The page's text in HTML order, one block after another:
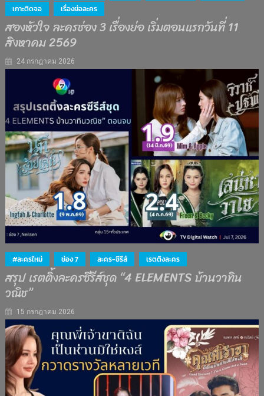
เกาะติดจอ
เรื่องย่อละคร
สองหัวใจ ละครช่อง 3 เรื่องย่อ เริ่มตอนแรกวันที่ 11
สิงหาคม 2569
24 กรกฎาคม 2026
#ละครใหม่ ช่อง 7 ละคร-ซีรีส์ เรตติงละคร
สรุป เรตติ้งละครซีรีส์ชุด “4 ELEMENTS บ้านวาทิน
วณิช”
15 กรกฎาคม 2026